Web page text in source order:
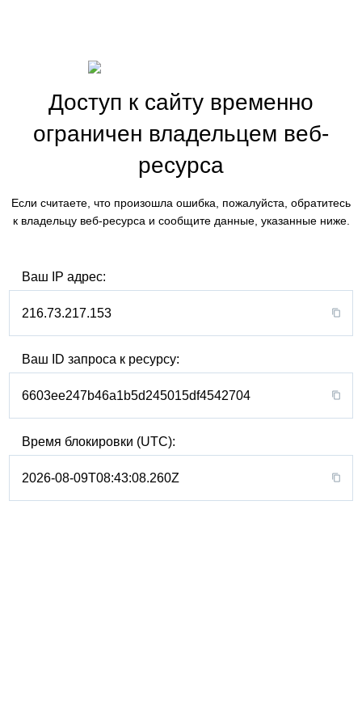
Доступ к сайту временно
ограничен владельцем веб-
ресурса
Если считаете, что произошла ошибка, пожалуйста, обратитесь
к владельцу веб-ресурса и сообщите данные, указанные ниже.
Ваш IP адрес:
216.73.217.153
Ваш ID запроса к ресурсу:
6603ee247b46a1b5d245015df4542704
Время блокировки (UTC):
2026-08-09T08:43:08.260Z